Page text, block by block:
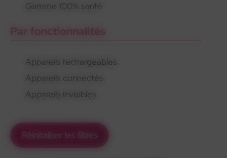
Gamme 100% santé
Par fonctionnalités
Appareils rechargeables
Appareils connectés
Appareils invisibles
Réinitaliser les filtres